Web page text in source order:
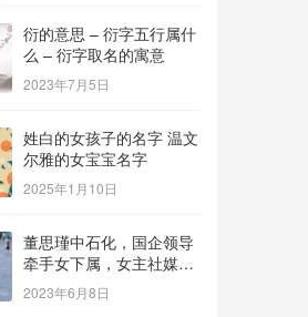
衍的意思 – 衍字五行属什
么 – 衍字取名的寓意
2023年7月5日
姓白的女孩子的名字 温文
尔雅的女宝宝名字
2025年1月10日
董思瑾中石化，国企领导
牵手女下属，女主社媒晒
钻戒，奢侈品众多还要买
保险箱
2023年6月8日